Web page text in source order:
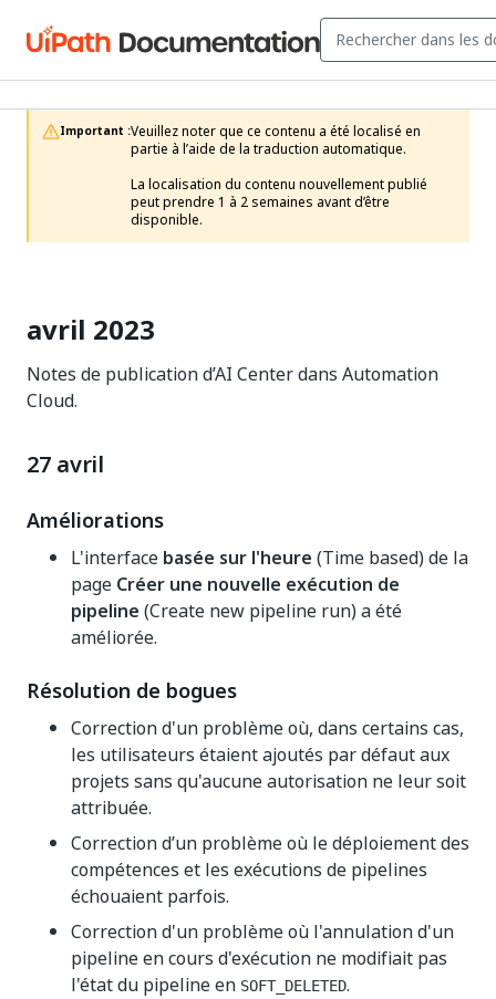
Important :Veuillez noter que ce contenu a été localisé en
partie à l’aide de la traduction automatique.
La localisation du contenu nouvellement publié
peut prendre 1 à 2 semaines avant d’être
disponible.
avril 2023
Notes de publication d’AI Center dans Automation
Cloud.
27 avril
Améliorations
L'interface basée sur l'heure (Time based) de la
page Créer une nouvelle exécution de
pipeline (Create new pipeline run) a été
améliorée.
Résolution de bogues
Correction d'un problème où, dans certains cas,
les utilisateurs étaient ajoutés par défaut aux
projets sans qu'aucune autorisation ne leur soit
attribuée.
Correction d’un problème où le déploiement des
compétences et les exécutions de pipelines
échouaient parfois.
Correction d'un problème où l'annulation d'un
pipeline en cours d'exécution ne modifiait pas
l'état du pipeline en SOFT_DELETED.